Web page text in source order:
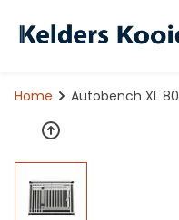
Home Autobench XL